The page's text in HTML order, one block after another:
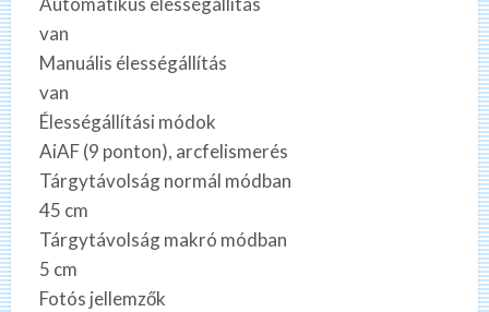
van
Manuális élességállítás
van
Élességállítási módok
AiAF (9 ponton), arcfelismerés
Tárgytávolság normál módban
45 cm
Tárgytávolság makró módban
5 cm
Fotós jellemzők